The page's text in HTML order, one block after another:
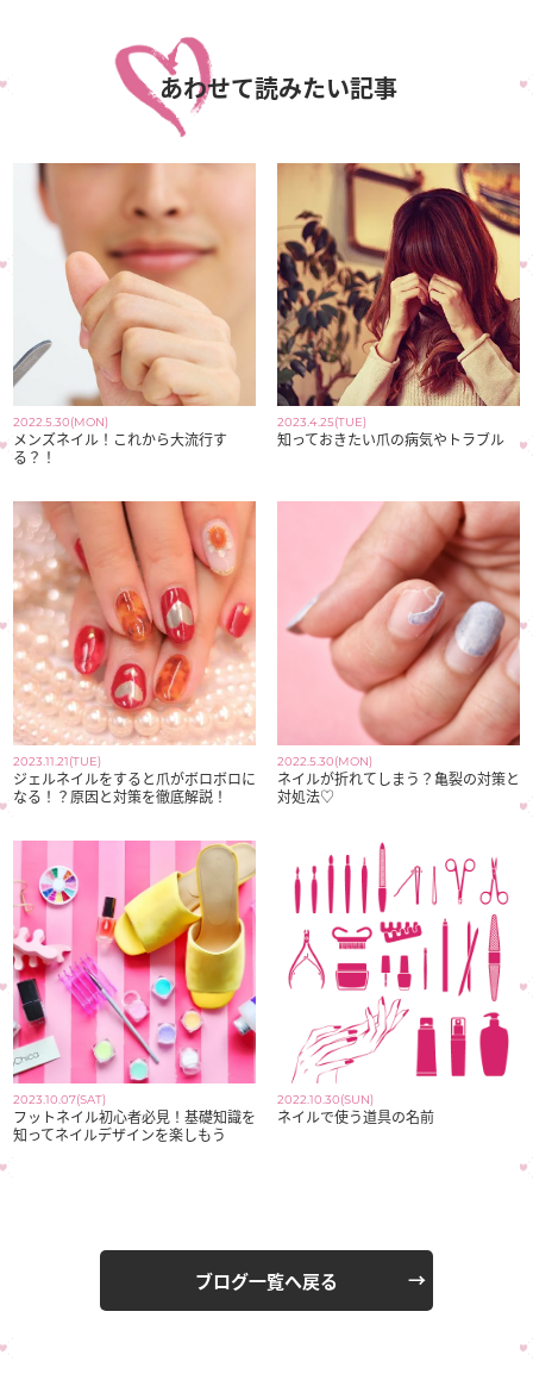
あわせて読みたい記事
2022.5.30(MON)
メンズネイル！これから大流行す
る？！
2023.4.25(TUE)
知っておきたい爪の病気やトラブル
2023.11.21(TUE)
ジェルネイルをすると爪がボロボロに
なる！？原因と対策を徹底解説！
2022.5.30(MON)
ネイルが折れてしまう？亀裂の対策と
対処法♡
2023.10.07(SAT)
フットネイル初心者必見！基礎知識を
知ってネイルデザインを楽しもう
2022.10.30(SUN)
ネイルで使う道具の名前
ブログ一覧へ戻る